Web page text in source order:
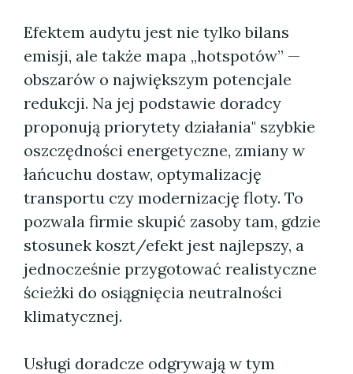
Efektem audytu jest nie tylko bilans
emisji, ale także mapa „hotspotów” —
obszarów o największym potencjale
redukcji. Na jej podstawie doradcy
proponują priorytety działania" szybkie
oszczędności energetyczne, zmiany w
łańcuchu dostaw, optymalizację
transportu czy modernizację floty. To
pozwala firmie skupić zasoby tam, gdzie
stosunek koszt/efekt jest najlepszy, a
jednocześnie przygotować realistyczne
ścieżki do osiągnięcia neutralności
klimatycznej.
Usługi doradcze odgrywają w tym